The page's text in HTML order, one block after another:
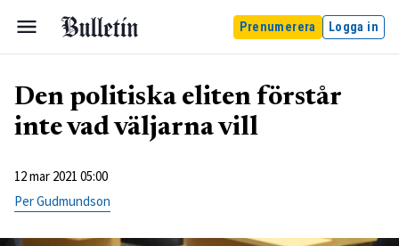
Prenumerera Logga in
Den politiska eliten förstår
inte vad väljarna vill
12 mar 2021 05:00
Per Gudmundson